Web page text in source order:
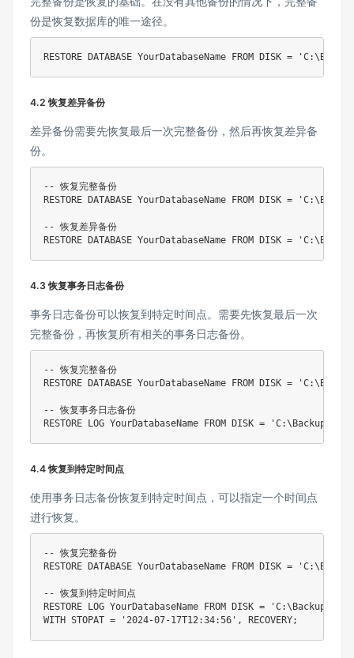
份是恢复数据库的唯一途径。
RESTORE DATABASE YourDatabaseName FROM DISK =
4.2 恢复差异备份
差异备份需要先恢复最后一次完整备份，然后再恢复差异备
份。
-- 恢复完整备份
RESTORE DATABASE YourDatabaseName FROM DISK =
-- 恢复差异备份
RESTORE DATABASE YourDatabaseName FROM DISK =
4.3 恢复事务日志备份
事务日志备份可以恢复到特定时间点。需要先恢复最后一次
完整备份，再恢复所有相关的事务日志备份。
-- 恢复完整备份
RESTORE DATABASE YourDatabaseName FROM DISK =
-- 恢复事务日志备份
RESTORE LOG YourDatabaseName FROM DISK =
4.4 恢复到特定时间点
使用事务日志备份恢复到特定时间点，可以指定一个时间点
进行恢复。
-- 恢复完整备份
RESTORE DATABASE YourDatabaseName FROM DISK =
-- 恢复到特定时间点
RESTORE LOG YourDatabaseName FROM DISK =
WITH STOPAT = '2024-07-17T12:34:56' , RECOVERY;